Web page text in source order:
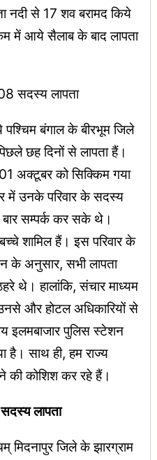
नदी से 17 शव बरामद किये
में आये सैलाब के बाद लापता
सदस्य लापता
बंगाल के बीरभूम जिले
छह दिनों से लापता हैं।
अक्टूबर को सिक्किम गया
में उनके परिवार के सदस्य
सम्पर्क कर सके थे।
शामिल हैं। इस परिवार के
के अनुसार, सभी लापता
थे। हालांकि, संचार माध्यम
और होटल अधिकारियों से
इलमबाजार पुलिस स्टेशन
है। साथ ही, हम राज्य
की कोशिश कर रहे हैं।
लापता
मिदनापुर जिले के झारग्राम